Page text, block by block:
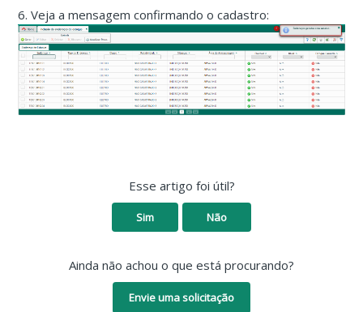
6. Veja a mensagem confirmando o cadastro:
Esse artigo foi útil?
Sim Não
Ainda não achou o que está procurando?
Envie uma solicitação